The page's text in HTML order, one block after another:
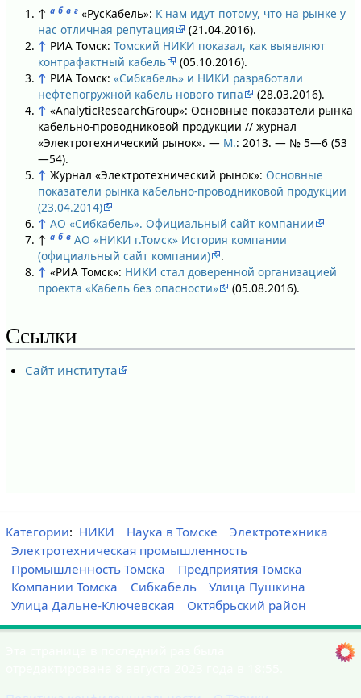
↑ а б в г «РусКабель»: К нам идут потому, что на рынке у
нас отличная репутация
(21.04.2016).
↑ РИА Томск: Томский НИКИ показал, как выявляют
контрафактный кабель
(05.10.2016).
↑ РИА Томск: «Сибкабель» и НИКИ разработали
нефтепогружной кабель нового типа
(28.03.2016).
↑ «AnalyticResearchGroup»: Основные показатели рынка
кабельно-проводниковой продукции // журнал
«Электротехнический рынок». — М.: 2013. — № 5—6 (53
—54).
↑ Журнал «Электротехнический рынок»: Основные
показатели рынка кабельно-проводниковой продукции
(23.04.2014)
↑ АО «Сибкабель». Официальный сайт компании
↑ а б в АО «НИКИ г.Томск» История компании
(официальный сайт компании)
.
↑ «РИА Томск»: НИКИ стал доверенной организацией
проекта «Кабель без опасности»
(05.08.2016).
Ссылки
Сайт института
Категории: НИКИ Наука в Томске
Электротехника
Электротехническая промышленность
Промышленность Томска
Предприятия Томска
Компании Томска
Сибкабель
Улица Пушкина
Улица Дальне-Ключевская
Октябрьский район